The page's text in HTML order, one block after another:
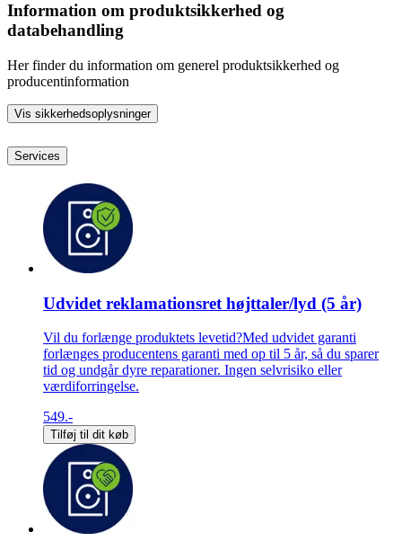
Information om produktsikkerhed og
databehandling
Her finder du information om generel produktsikkerhed og
producentinformation
Vis sikkerhedsoplysninger
Services
Udvidet reklamationsret højttaler/lyd (5 år)
Vil du forlænge produktets levetid?Med udvidet garanti
forlænges producentens garanti med op til 5 år, så du sparer
tid og undgår dyre reparationer. Ingen selvrisiko eller
værdiforringelse.
549.-
Tilføj til dit køb